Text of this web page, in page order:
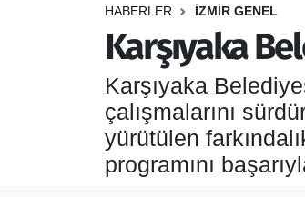
HABERLER İZMİR GENEL
Karşıyaka
Karşıyaka
çalışmalarını
yürütülen
programını
EKONOMİ
SİYASET
İzmir Trafik Yoğunluk Haritası
Puan Durumu ve Fikstür
Tüm Manşetler
Son Dakika Haberleri